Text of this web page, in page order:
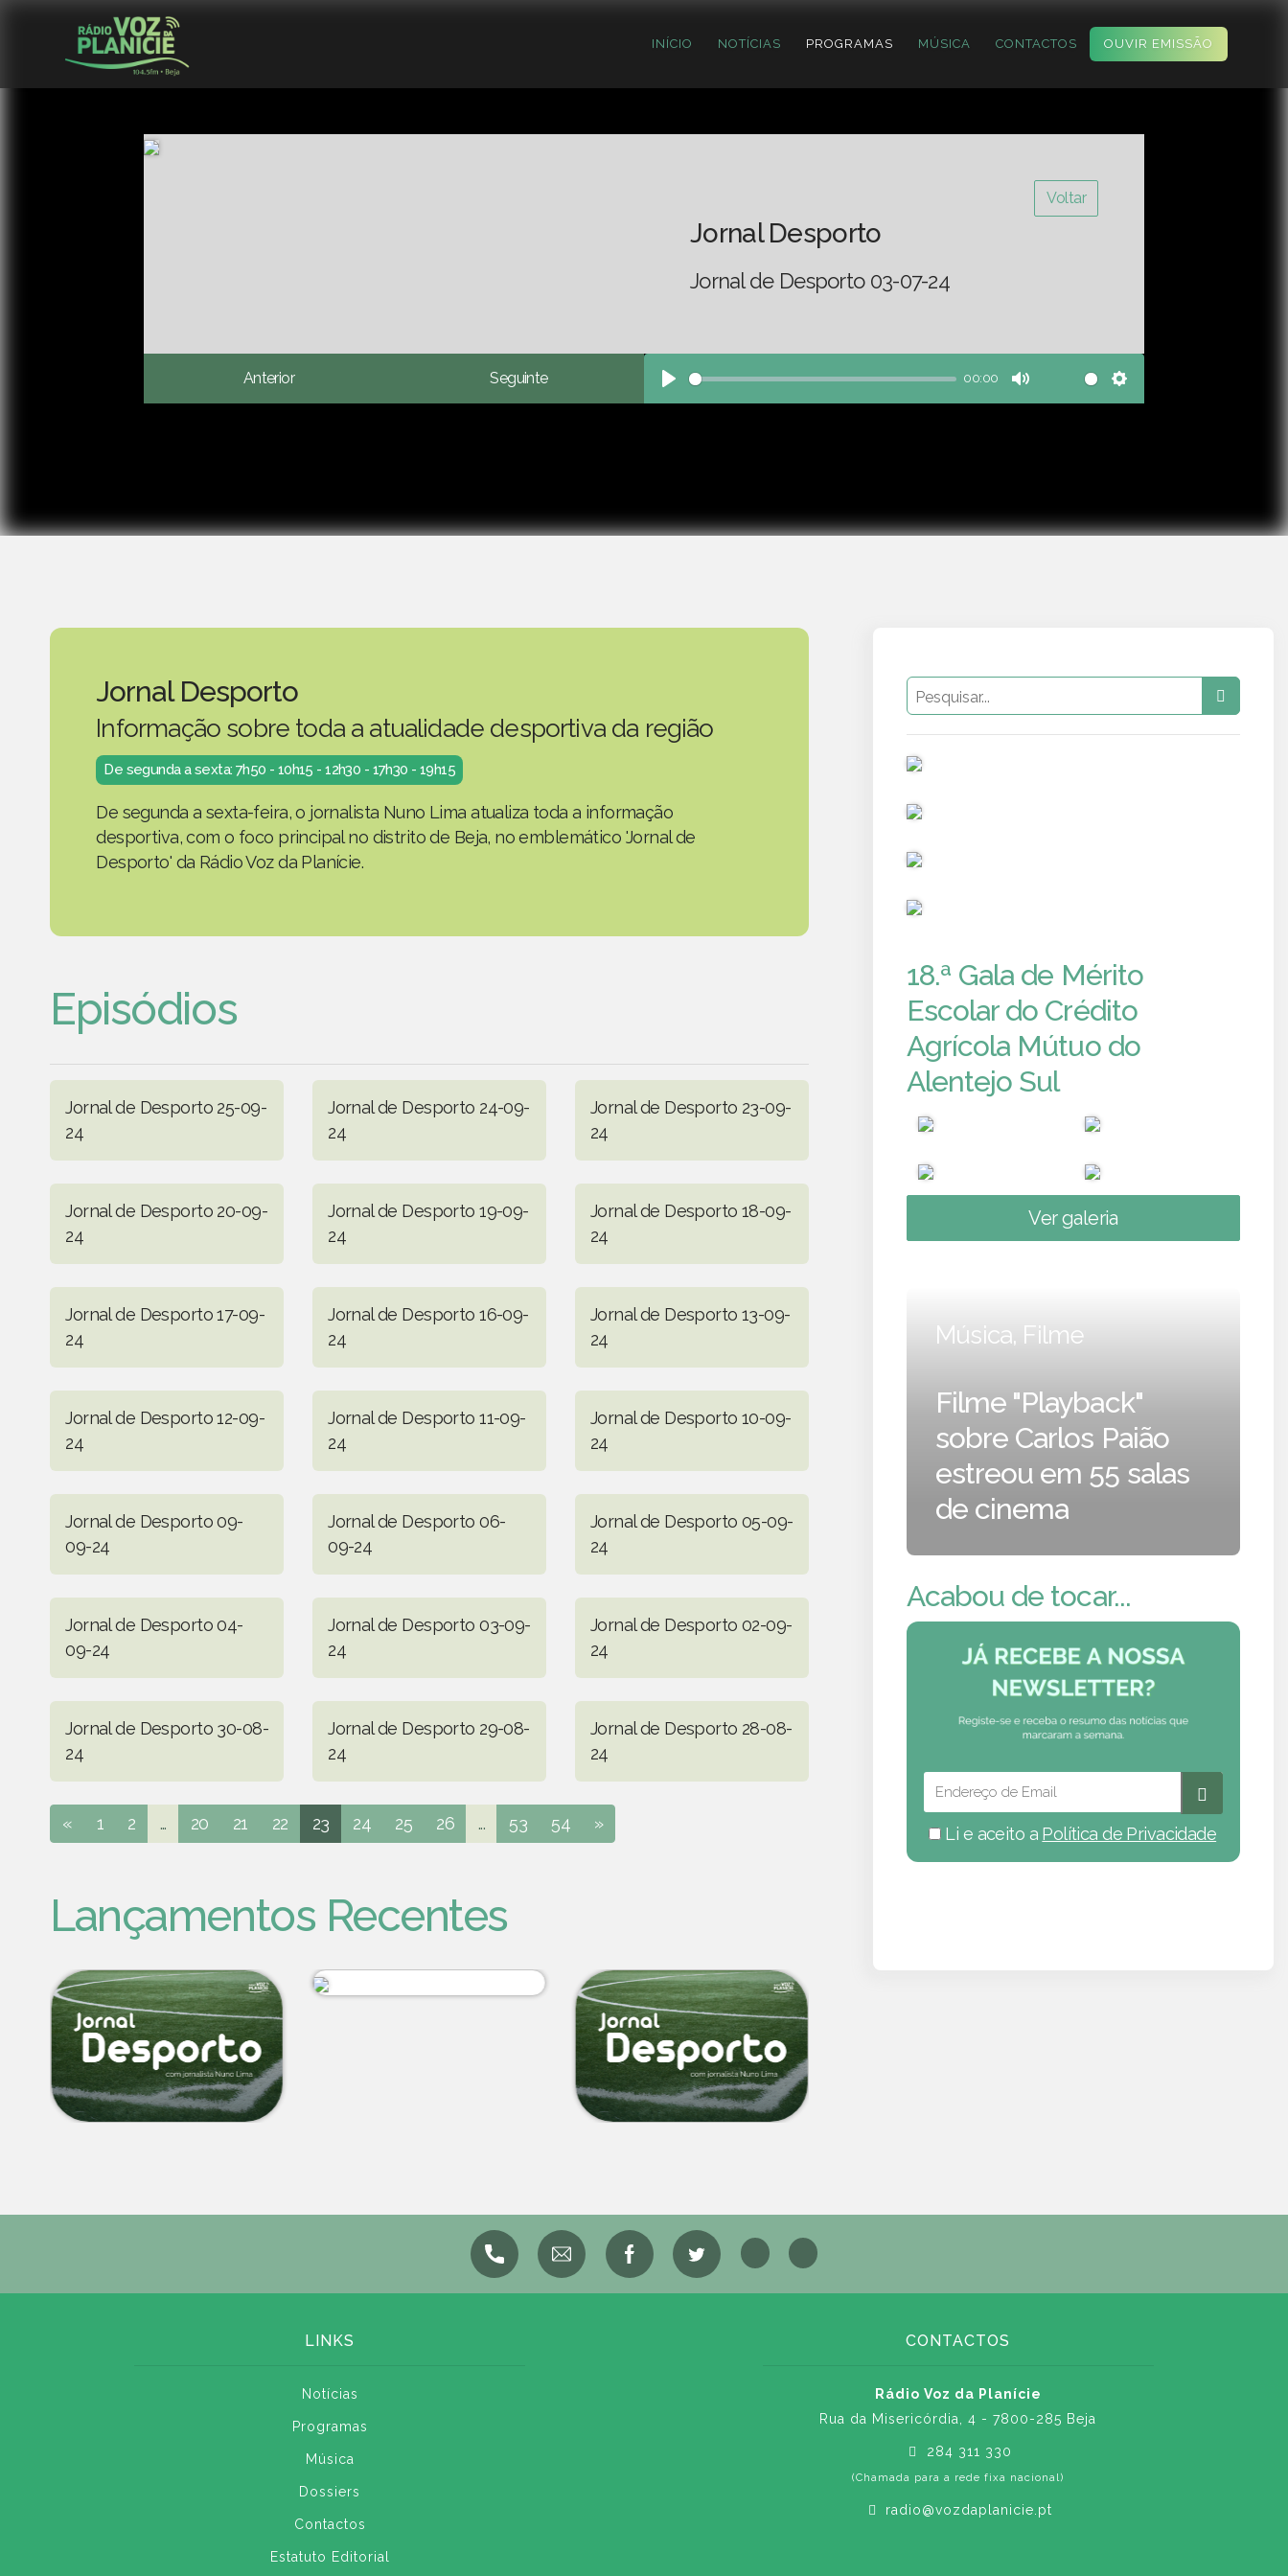
INÍCIO NOTÍCIAS PROGRAMAS MÚSICA CONTACTOS OUVIR EMISSÃO
Voltar
Jornal Desporto
Jornal de Desporto 03-07-24
Anterior Seguinte
Play
00:00
Mute Settings
Jornal Desporto
Informação sobre toda a atualidade desportiva da região
De segunda a sexta: 7h50 - 10h15 - 12h30 - 17h30 - 19h15
De segunda a sexta-feira, o jornalista Nuno Lima atualiza toda a informação
desportiva, com o foco principal no distrito de Beja, no emblemático 'Jornal de
Desporto' da Rádio Voz da Planície.
Episódios
Jornal de Desporto 25-09-
24
Jornal de Desporto 24-09-
24
Jornal de Desporto 23-09-
24
Jornal de Desporto 20-09-
24
Jornal de Desporto 19-09-
24
Jornal de Desporto 18-09-
24
Jornal de Desporto 17-09-
24
Jornal de Desporto 16-09-
24
Jornal de Desporto 13-09-
24
Jornal de Desporto 12-09-
24
Jornal de Desporto 11-09-
24
Jornal de Desporto 10-09-
24
Jornal de Desporto 09-
09-24
Jornal de Desporto 06-
09-24
Jornal de Desporto 05-09-
24
Jornal de Desporto 04-
09-24
Jornal de Desporto 03-09-
24
Jornal de Desporto 02-09-
24
Jornal de Desporto 30-08-
24
Jornal de Desporto 29-08-
24
Jornal de Desporto 28-08-
24
« 1 2 ... 20 21 22 23 24 25 26 ... 53 54 »
Lançamentos Recentes
18.ª Gala de Mérito
Escolar do Crédito
Agrícola Mútuo do
Alentejo Sul
Ver galeria
Música, Filme
Filme "Playback"
sobre Carlos Paião
estreou em 55 salas
de cinema
Acabou de tocar...
Li e aceito a Política de Privacidade
LINKS
Notícias
Programas
Música
Dossiers
Contactos
Estatuto Editorial
CONTACTOS
Rádio Voz da Planície
Rua da Misericórdia, 4 - 7800-285 Beja
284 311 330
(Chamada para a rede fixa nacional)
radio@vozdaplanicie.pt